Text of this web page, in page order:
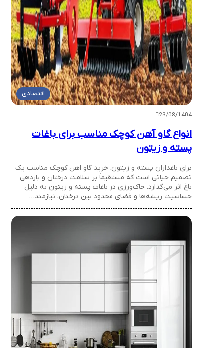
اقتصادی
23/08/1404
انواع گاو آهن کوچک مناسب برای باغات
پسته و زیتون
برای باغداران پسته و زیتون، خرید گاو اهن کوچک مناسب یک
تصمیم حیاتی است که مستقیماً بر سلامت درختان و باردهی
باغ اثر می‌گذارد. خاک‌ورزی در باغات پسته و زیتون به دلیل
حساسیت ریشه‌ها و فضای محدود بین درختان، نیازمند…